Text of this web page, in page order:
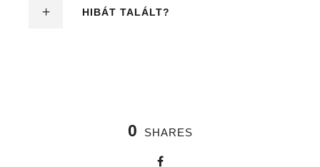
HIBÁT TALÁLT?
0 SHARES